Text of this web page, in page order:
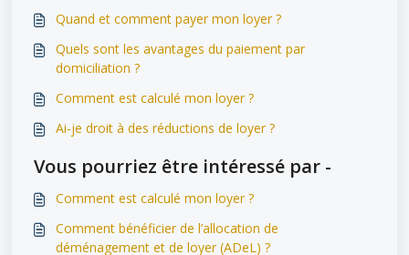
Quand et comment payer mon loyer ?
Quels sont les avantages du paiement par
domiciliation ?
Comment est calculé mon loyer ?
Ai-je droit à des réductions de loyer ?
Vous pourriez être intéressé par -
Comment est calculé mon loyer ?
Comment bénéficier de l’allocation de
déménagement et de loyer (ADeL) ?